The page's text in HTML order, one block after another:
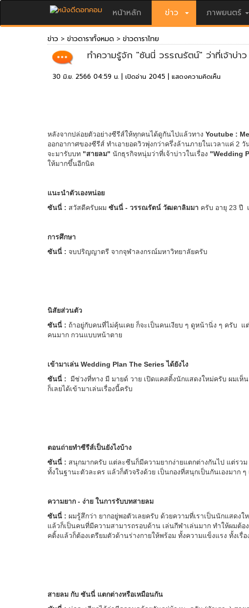
หน้าหลัก ข่าว ภาพยนตร์